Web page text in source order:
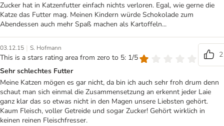
Zucker hat in Katzenfutter einfach nichts verloren. Egal, wie gerne die
Katze das Futter mag. Meinen Kindern würde Schokolade zum
Abendessen auch mehr Spaß machen als Kartoffeln...
03.12.15 | S. Hofmann
This is a stars rating area from zero to 5: 1/5
2
Sehr schlechtes Futter
Meine Katzen mögen es gar nicht, da bin ich auch sehr froh drum denn
schaut man sich einmal die Zusammensetzung an erkennt jeder Laie
ganz klar das so etwas nicht in den Magen unsere Liebsten gehört.
Kaum Fleisch, voller Getreide und sogar Zucker! Gehört wirklich in
keinen reinen Fleischfresser.